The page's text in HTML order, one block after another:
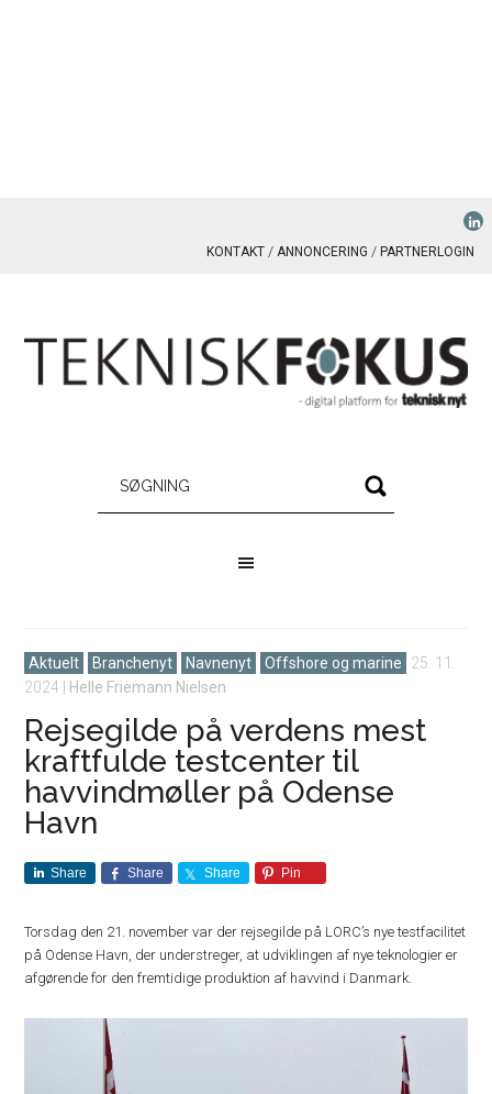
KONTAKT ANNONCERING PARTNERLOGIN
Aktuelt Branchenyt Navnenyt Offshore og marine
25. 11.
2024
Helle Friemann Nielsen
Rejsegilde på verdens mest
kraftfulde testcenter til
havvindmøller på Odense
Havn
Share Share Share Pin
Torsdag den 21. november var der rejsegilde på LORC’s nye testfacilitet
på Odense Havn, der understreger, at udviklingen af nye teknologier er
afgørende for den fremtidige produktion af havvind i Danmark.